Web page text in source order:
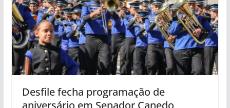
Desfile fecha programação de